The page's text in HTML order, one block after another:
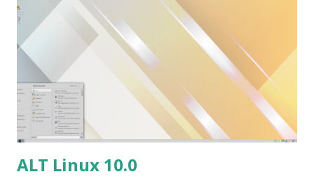
bordas mais arredondadas. Além disso, atualizamos e
ajustamos a extensão dash-to-dock, tornando-a mais
integrada ao novo visual e corrigindo alguns bugs." Para ler
a nota de lançamento clique aqui . Para baixar clique no link:
https://www.kali.org/get-kali/#kali-bare-metal
ALT Linux 10.0